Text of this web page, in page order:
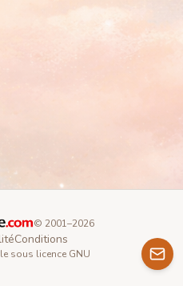
© 2001–2026
Conditions
sous licence GNU